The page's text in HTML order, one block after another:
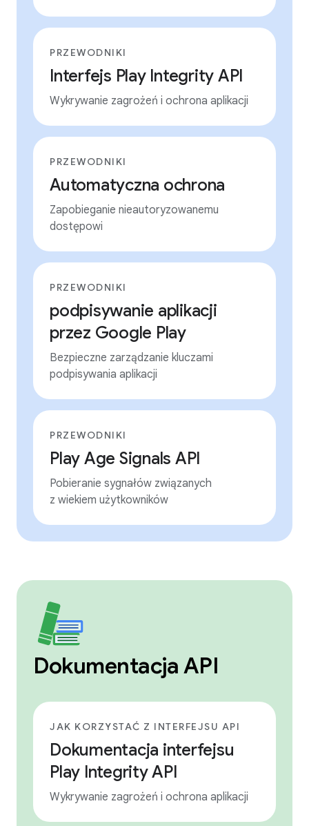
PRZEWODNIKI
Interfejs Play Integrity API
Wykrywanie zagrożeń i ochrona aplikacji
PRZEWODNIKI
Automatyczna ochrona
Zapobieganie nieautoryzowanemu
dostępowi
PRZEWODNIKI
podpisywanie aplikacji
przez Google Play
Bezpieczne zarządzanie kluczami
podpisywania aplikacji
PRZEWODNIKI
Play Age Signals API
Pobieranie sygnałów związanych
z wiekiem użytkowników
Dokumentacja API
JAK KORZYSTAĆ Z INTERFEJSU API
Dokumentacja interfejsu
Play Integrity API
Wykrywanie zagrożeń i ochrona aplikacji